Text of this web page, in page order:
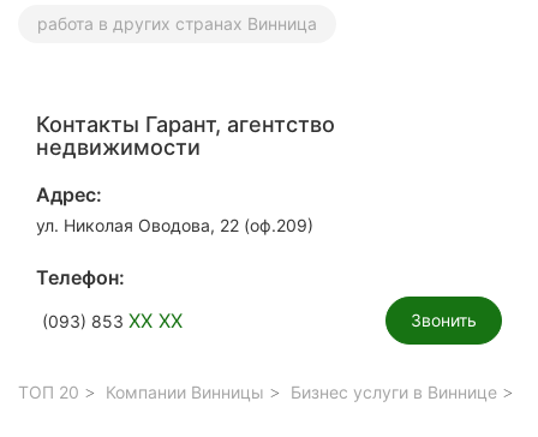
работа в других странах Винница
Контакты Гарант, агентство
недвижимости
Адрес:
ул. Николая Оводова, 22 (оф.209)
Телефон:
(093) 853 XX XX Звонить
ТОП 20 Компании Винницы Бизнес услуги в Виннице